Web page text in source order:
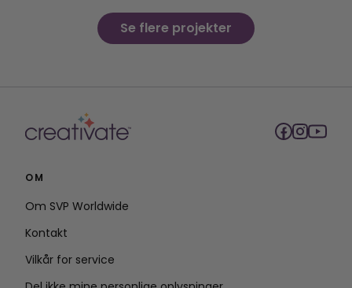
Se flere projekter
OM
Om SVP Worldwide
Kontakt
Vilkår for service